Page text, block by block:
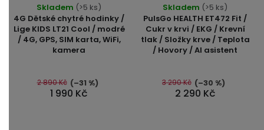
4G Dětské chytré hodinky /
Lige KIDS LT21 Cool / modré
/ 4G, GPS, SIM karta, WiFi,
kamera
hodnocení
produktu
je
3,7
5
hvězdiček.
Skladem (>5 ks)
1 990 Kč
2 890 Kč (–31 %)
PulsGo HEALTH ET472 Fit /
Cukr v krvi / EKG / Krevní
tlak / Složky krve / Teplota
/ Hovory / AI asistent
hodnocení
produktu
je
5,0
5
hvězdiček.
Skladem (>5 ks)
2 290 Kč
3 290 Kč (–30 %)